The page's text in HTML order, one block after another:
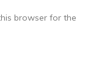
browser for the